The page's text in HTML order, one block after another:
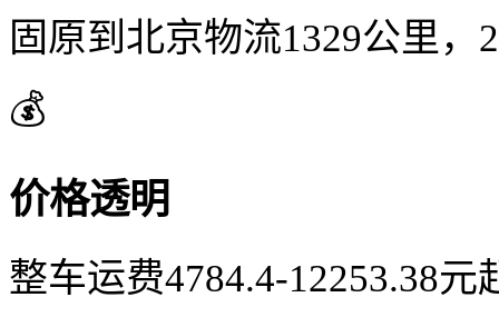
固原到北京物流1329公里
💰
价格透明
整车运费4784.4-12253.38